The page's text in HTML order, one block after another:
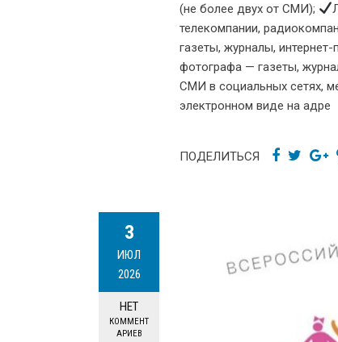
(не более двух от СМИ);
телекомпании,
газеты, журналы,
фотографа — газеты,
СМИ в социальных сетях,
электронном виде на адре
ПОДЕЛИТЬСЯ
3
ИЮЛ
2026
НЕТ
КОММЕНТ
АРИЕВ